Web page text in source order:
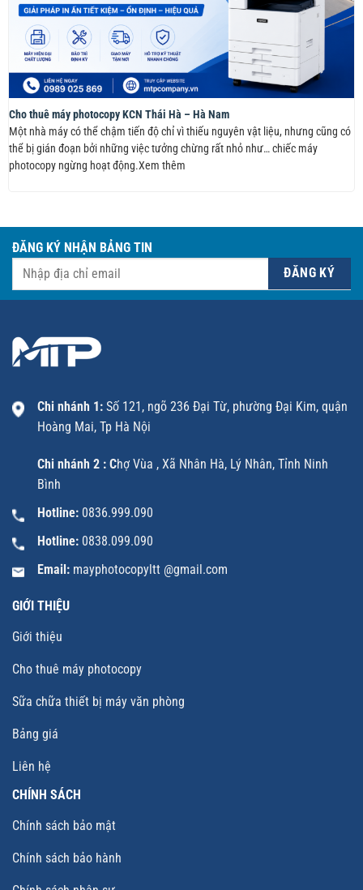
Cho thuê máy photocopy KCN Thái Hà – Hà Nam
Một nhà máy có thể chậm tiến độ chỉ vì thiếu nguyên vật liệu, nhưng cũng có
thể bị gián đoạn bởi những việc tưởng chừng rất nhỏ như… chiếc máy
photocopy ngừng hoạt động.Xem thêm
ĐĂNG KÝ NHẬN BẢNG TIN
Chi nhánh 1: Số 121, ngõ 236 Đại Từ, phường Đại Kim, quận
Hoàng Mai, Tp Hà Nội
Chi nhánh 2 : Chợ Vùa , Xã Nhân Hà, Lý Nhân, Tỉnh Ninh
Bình
Hotline: 0836.999.090
Hotline: 0838.099.090
Email: mayphotocopyltt @gmail.com
GIỚI THIỆU
Giới thiệu
Cho thuê máy photocopy
Sữa chữa thiết bị máy văn phòng
Bảng giá
Liên hệ
CHÍNH SÁCH
Chính sách bảo mật
Chính sách bảo hành